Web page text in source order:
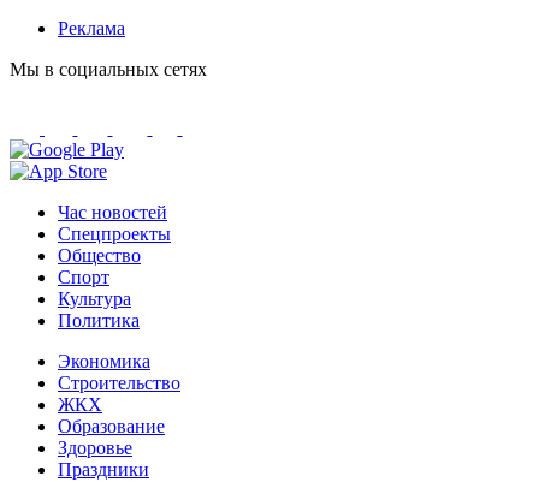
Реклама
Мы в социальных сетях
Час новостей
Спецпроекты
Общество
Спорт
Культура
Политика
Экономика
Строительство
ЖКХ
Образование
Здоровье
Праздники